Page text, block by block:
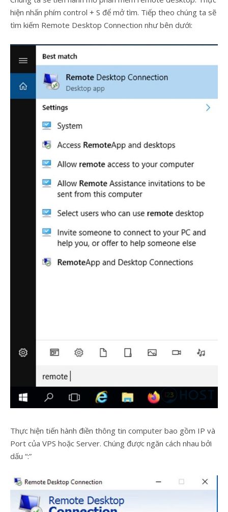
hiện nhấn phím control + S để mở tìm. Tiếp theo chúng ta sẽ
tìm kiếm Remote Desktop Connection như bên dưới:
Thực hiện tiến hành điền thông tin computer bao gồm IP và
Port của VPS hoặc Server. Chúng được ngăn cách nhau bởi
dấu “:”